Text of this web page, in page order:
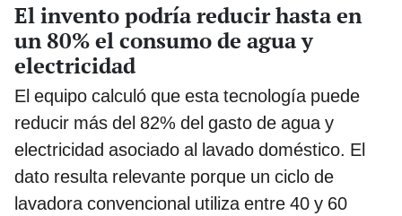
El invento podría reducir hasta en
un 80% el consumo de agua y
electricidad
El equipo calculó que esta tecnología puede
reducir más del 82% del gasto de agua y
electricidad asociado al lavado doméstico. El
dato resulta relevante porque un ciclo de
lavadora convencional utiliza entre 40 y 60